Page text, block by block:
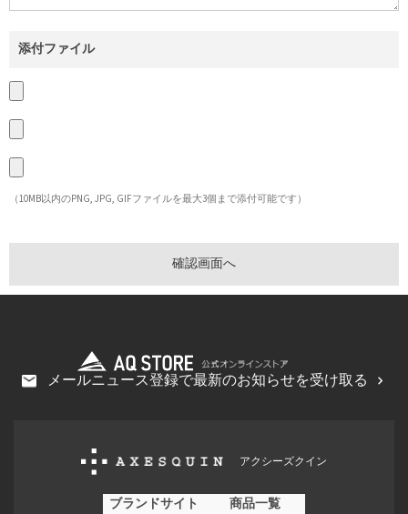
添付ファイル
（10MB以内のPNG, JPG, GIFファイルを最大3個まで添付可能です）
メールニュース登録で最新のお知らせを受け取る
アクシーズクイン
ブランドサイト 商品一覧